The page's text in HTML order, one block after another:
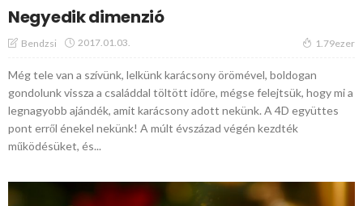
Negyedik dimenzió
Bendzsi 2017.01.03. 1.79ezer
Még tele van a szívünk, lelkünk karácsony örömével, boldogan
gondolunk vissza a családdal töltött időre, mégse felejtsük, hogy mi a
legnagyobb ajándék, amit karácsony adott nekünk. A 4D együttes
pont erről énekel nekünk! A múlt évszázad végén kezdték
működésüket, és...